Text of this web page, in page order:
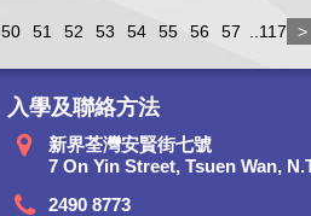
50 51 52 53 54 55 56 57 ..117 >
入學及聯絡方法
新界荃灣安賢街七號
7 On Yin Street, Tsuen Wan,
2490 8773